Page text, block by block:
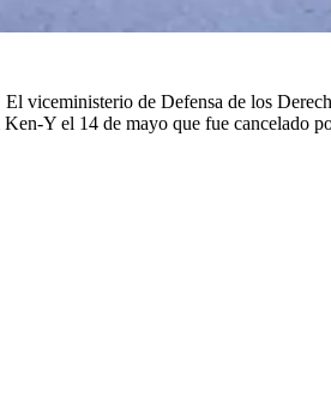
viceministerio de Defensa de los
Y el 14 de mayo que fue cancelado